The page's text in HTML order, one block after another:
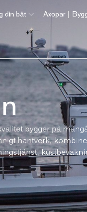
din båt Axopar |
bygger på
hantverk,